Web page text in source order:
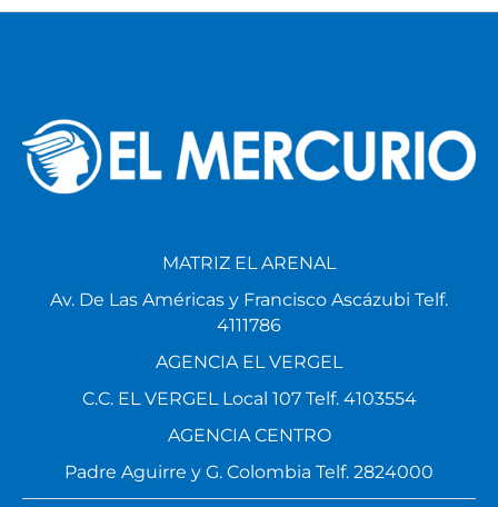
MATRIZ EL ARENAL
Av. De Las Américas y Francisco Ascázubi Telf.
4111786
AGENCIA EL VERGEL
C.C. EL VERGEL Local 107 Telf. 4103554
AGENCIA CENTRO
Padre Aguirre y G. Colombia Telf. 2824000